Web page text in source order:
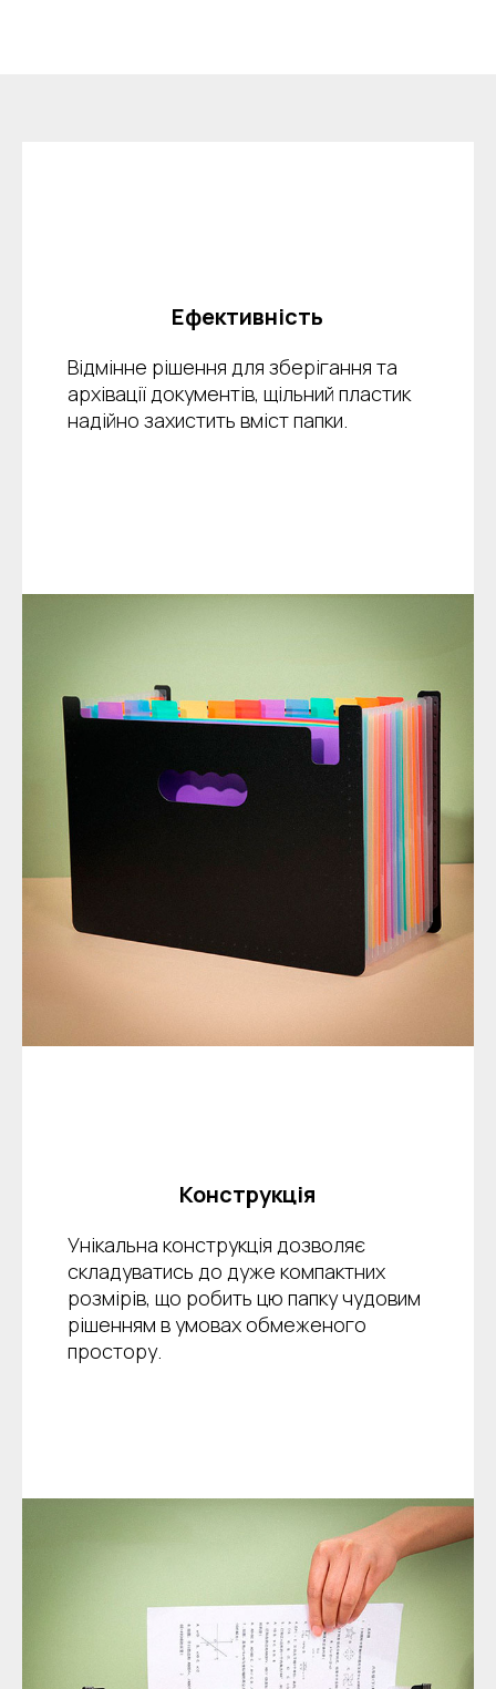
Ефективність
Відмінне рішення для зберігання та
архівації документів, щільний пластик
надійно захистить вміст папки.
Конструкція
Унікальна конструкція дозволяє
складуватись до дуже компактних
розмірів, що робить цю папку чудовим
рішенням в умовах обмеженого
простору.